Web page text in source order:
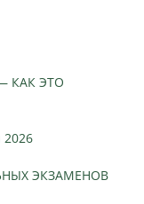
КАК ЭТО
2026
ЭКЗАМЕНОВ